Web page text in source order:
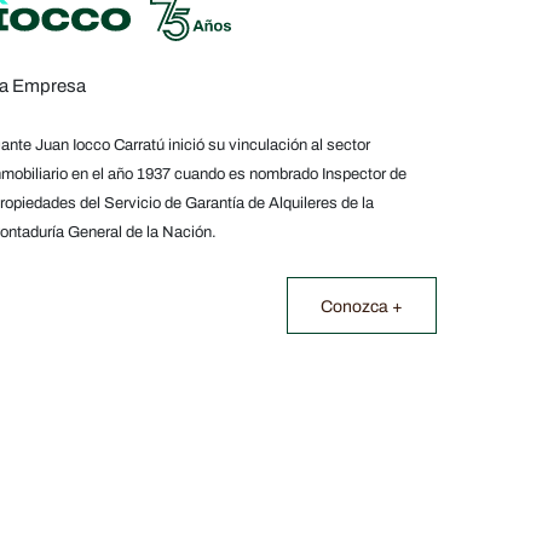
Empresa
Juan Iocco Carratú inició su vinculación al sector
en el año 1937 cuando es nombrado Inspector de
del Servicio de Garantía de Alquileres de la
General de la Nación.
Conozca +